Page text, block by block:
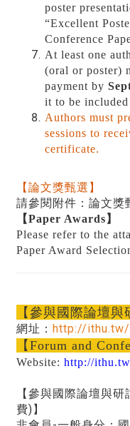
poster
“Excellent
Conference
At least one
(oral or poster)
payment by
it to be included
Authors must
sessions to
certificate.
【論文獎甄選】
請參閱附件：論文獎
【Paper Awards】
Please refer to the
Paper Award
【參與國際論壇與
網址： http://
【Forum and
Website: http://
【參與國際論壇與
費)】